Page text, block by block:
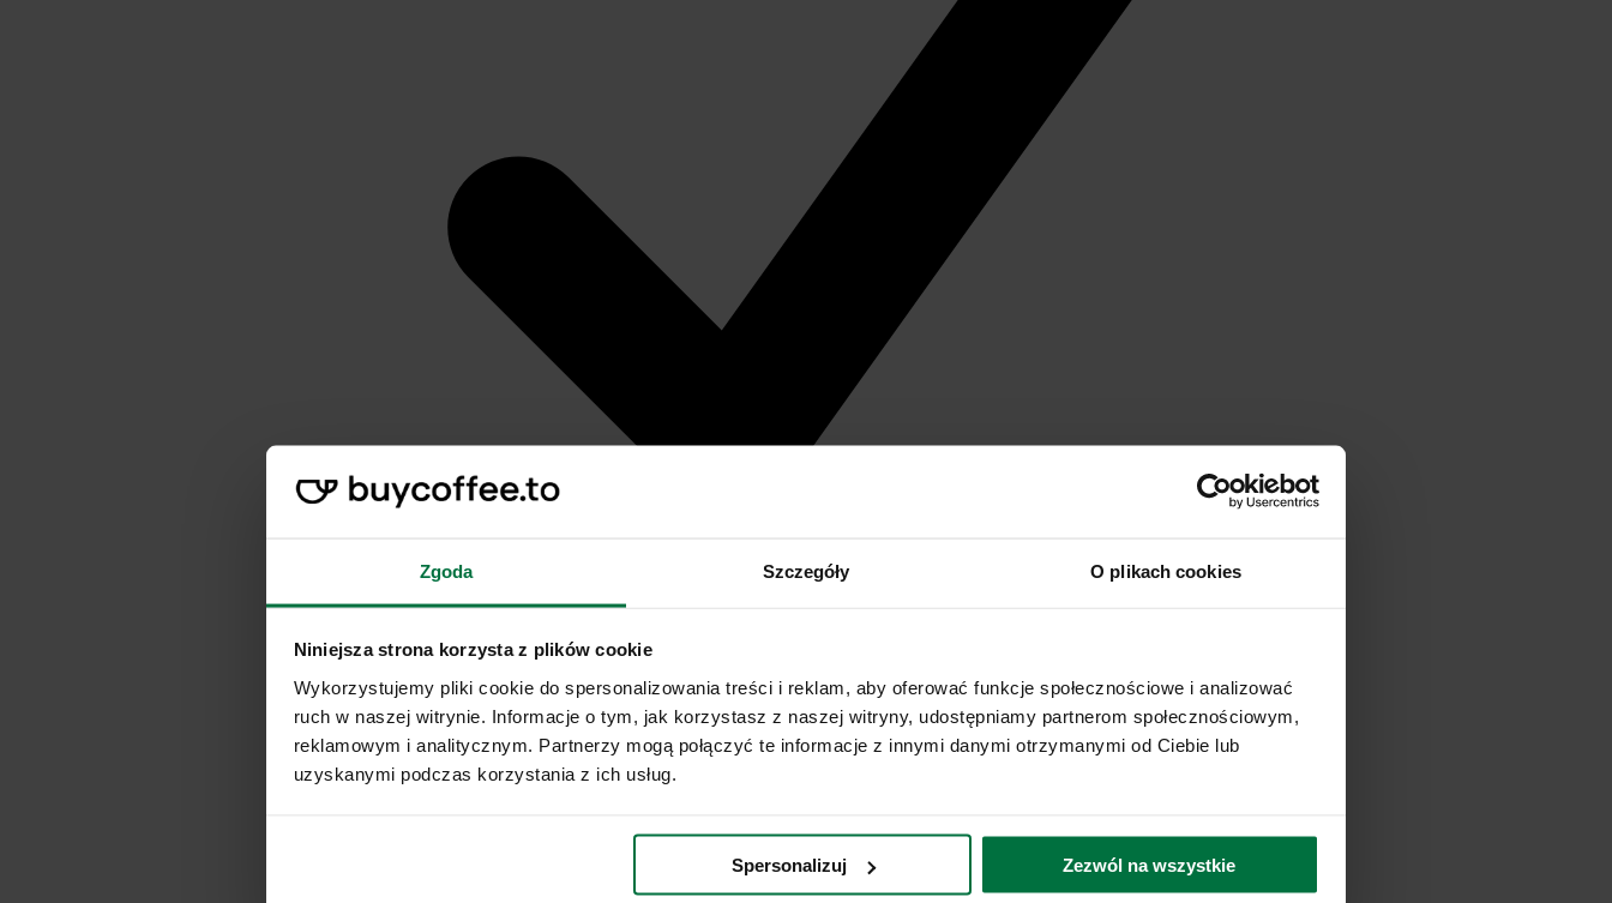
Zgoda Szczegóły O plikach cookies
Niniejsza strona korzysta z plików cookie
Wykorzystujemy pliki cookie do spersonalizowania treści i reklam, aby oferować funkcje społecznościowe i analizować
ruch w naszej witrynie. Informacje o tym, jak korzystasz z naszej witryny, udostępniamy partnerom społecznościowym,
reklamowym i analitycznym. Partnerzy mogą połączyć te informacje z innymi danymi otrzymanymi od Ciebie lub
uzyskanymi podczas korzystania z ich usług.
Spersonalizuj Zezwól na wszystkie